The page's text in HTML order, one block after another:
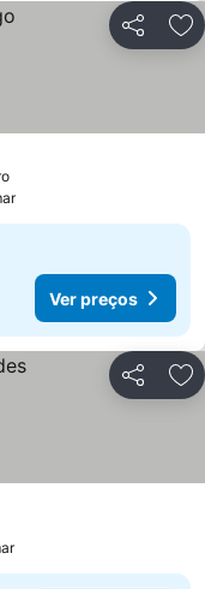
Partilhar
Ver preços
Partilhar